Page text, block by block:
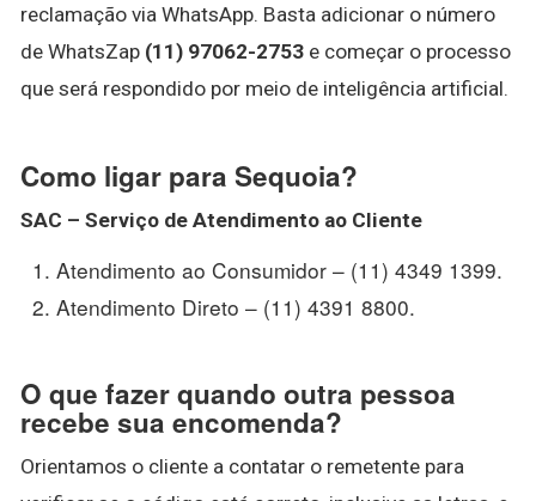
reclamação via WhatsApp. Basta adicionar o número
de WhatsZap (11) 97062-2753 e começar o processo
que será respondido por meio de inteligência artificial.
Como ligar para Sequoia?
SAC – Serviço de Atendimento ao Cliente
Atendimento ao Consumidor – (11) 4349 1399.
Atendimento Direto – (11) 4391 8800.
O que fazer quando outra pessoa
recebe sua encomenda?
Orientamos o cliente a contatar o remetente para